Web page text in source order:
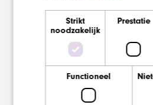
Strikt
noodzakelijk
Prestatie
Functioneel